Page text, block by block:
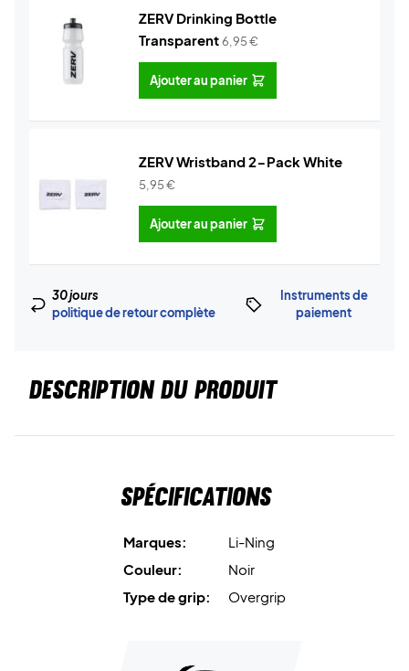
ZERV Drinking Bottle
Transparent6,95€
Ajouter au panier
ZERV Wristband 2-Pack White
5,95€
Ajouter au panier
30 jours
politique de retour complète
Instruments de
paiement
DESCRIPTION DU PRODUIT
Spécifications
Marques:
Li-Ning
Couleur:
Noir
Type de grip:
Overgrip